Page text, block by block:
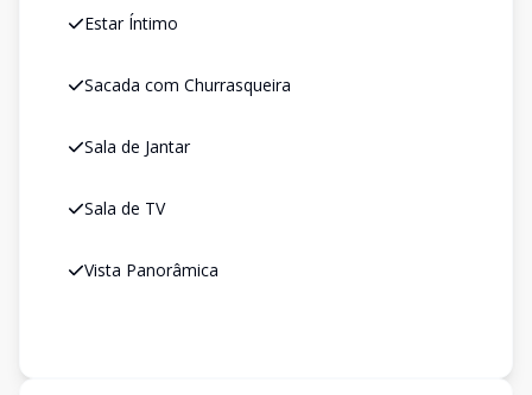
Estar Íntimo
Sacada com Churrasqueira
Sala de Jantar
Sala de TV
Vista Panorâmica